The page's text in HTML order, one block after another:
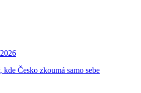
Česko zkoumá samo sebe